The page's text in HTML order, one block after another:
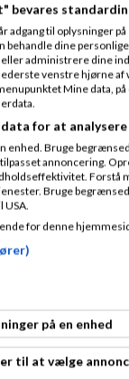
Hellerup
11. Apr
06
ialt:3722
Jeg
om
ser
Jeg
med
Der
I
Jeg
det.
bevares
adgang til oplysninger
behandle dine
administrere dine
venstre hjørne
Mine data,
for at
enhed. Bruge
annoncering.
Forstå
Bruge
USA.
for denne
på en enhed
til at vælge